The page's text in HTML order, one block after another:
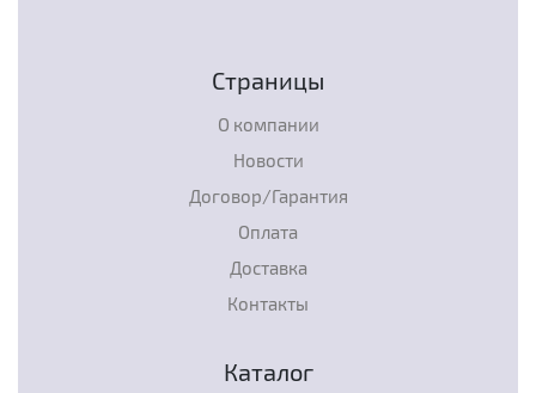
Страницы
О компании
Новости
Договор/Гарантия
Оплата
Доставка
Контакты
Каталог